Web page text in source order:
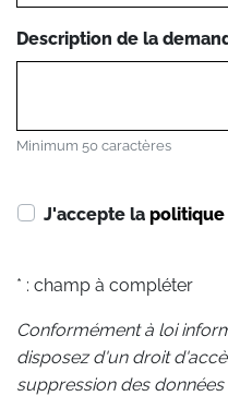
Description de la
Minimum 50 caractères
J'accepte la
* : champ à compléter
Conformément à loi
disposez d'un droit
suppression des